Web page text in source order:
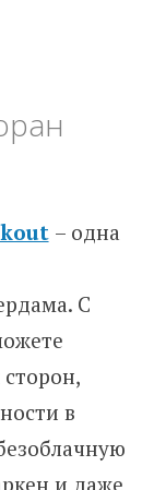
– одна
С
в
и даже